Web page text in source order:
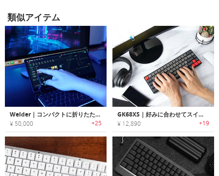
類似アイテム
Welder｜コンパクトに折りたたんで使えるタッチスクリーン付きメカニカルキーボード
¥ 50,000 +25
GK68XS｜好みに合わせてスイッチ変更・フルカスタマイズ可能なBluetoothメカニカルキーボード
¥ 12,890 +19